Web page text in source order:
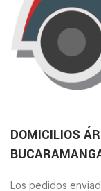
DOMICILIOS
Los pedidos